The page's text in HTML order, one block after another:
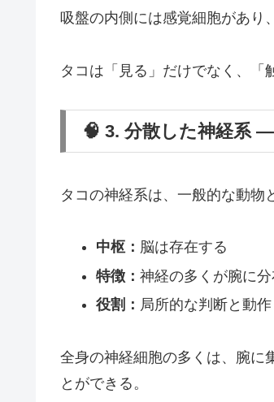
吸盤の内側には感覚細胞があり
タコは「見る」だけでなく、「
🧠 3. 分散した神経系
タコの神経系は、一般的な動物
中枢： 脳は存在する
特徴： 神経の多くが腕に
役割： 局所的な判断と動作
全身の神経細胞の多くは、腕に
とができる。